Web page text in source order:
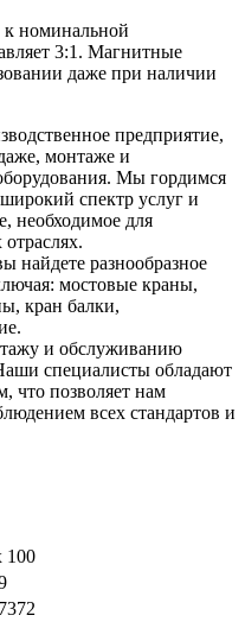
номинальной
3:1. Магнитные
даже при наличии
предприятие,
монтаже и
Мы гордимся
спектр услуг и
необходимое для
разнообразное
мостовые краны,
кран балки,
и обслуживанию
специалисты обладают
что позволяет нам
всех стандартов и
100